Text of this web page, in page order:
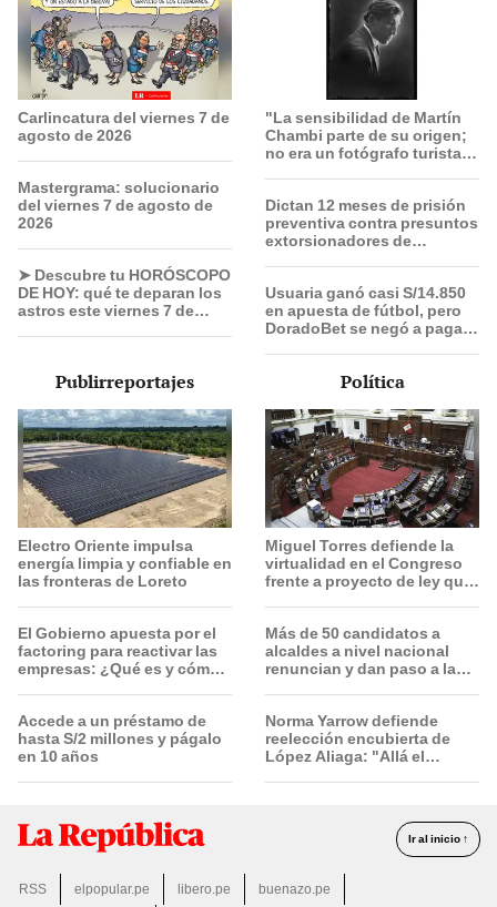
Carlincatura del viernes 7 de
agosto de 2026
Mastergrama: solucionario
del viernes 7 de agosto de
2026
➤ Descubre tu HORÓSCOPO
DE HOY: qué te deparan los
astros este viernes 7 de
"La sensibilidad de Martín
Chambi parte de su origen;
no era un fotógrafo turista,
Dictan 12 meses de prisión
preventiva contra presuntos
extorsionadores de
Usuaria ganó casi S/14.850
en apuesta de fútbol, pero
DoradoBet se negó a pagar:
Publirreportajes
Electro Oriente impulsa
energía limpia y confiable en
las fronteras de Loreto
El Gobierno apuesta por el
factoring para reactivar las
empresas: ¿Qué es y cómo
Accede a un préstamo de
hasta S/2 millones y págalo
en 10 años
Política
Miguel Torres defiende la
virtualidad en el Congreso
frente a proyecto de ley que
Más de 50 candidatos a
alcaldes a nivel nacional
renuncian y dan paso a la
Norma Yarrow defiende
reelección encubierta de
López Aliaga: "Allá el
Ir al inicio ↑
RSS elpopular.pe libero.pe buenazo.pe